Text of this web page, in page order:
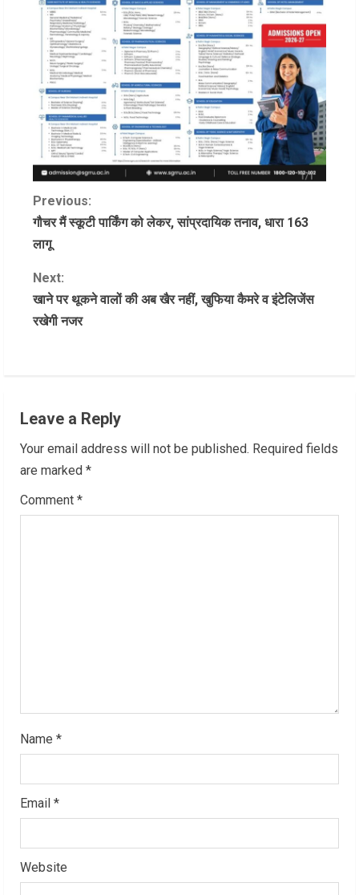
C
o
n
t
e
R
e
Previous:
गौचर मैं स्कूटी पार्किंग को लेकर, सांप्रदायिक तनाव, धारा 163
लागू
Next:
खाने पर थूकने वालों की अब खैर नहीं, खुफिया कैमरे व इंटेलिजेंस
रखेगी नजर
Leave a Reply
Your email address will not be published. Required fields
are marked *
Comment *
Name *
Email *
Website